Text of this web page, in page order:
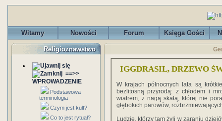
Witamy Nowości Forum Księga Gości
Religioznawstwo
==>>
WPROWADZENIE
Podstawowa
terminologia
Czym jest kult?
Co to jest rytuał?
IGGDRASIL, DRZEWO
W krajach północnych lata są
bezlitosną przyrodą: z chłodem i
wiatrem, z nagą skałą, której nie
głębokich parowów,
Ludzie, którzy tam żyli w zaraniu